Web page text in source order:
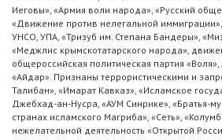
Иеговы», «Армия воли народа», «Русский
«Движение против нелегальной
УНСО, УПА, «Тризуб им. Степана Бандеры»,
«Меджлис крымскотатарского народа»,
общероссийская политическая партия
«Айдар». Признаны террористическими и
Талибан», «Имарат Кавказ», «Исламское
Джебхад-ан-Нусра, «АУМ Синрике», «Братья-
странах исламского Магриба», «Сеть»,
нежелательной деятельность «Открытой